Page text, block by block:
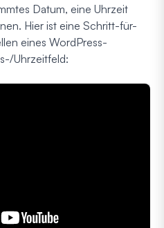
Datum, eine Uhrzeit
Hier ist eine Schritt-für-
eines WordPress-
Uhrzeitfeld: